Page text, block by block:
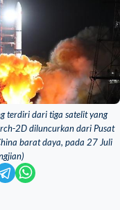
terdiri dari tiga satelit yang
2D diluncurkan dari Pusat
barat daya, pada 27 Juli